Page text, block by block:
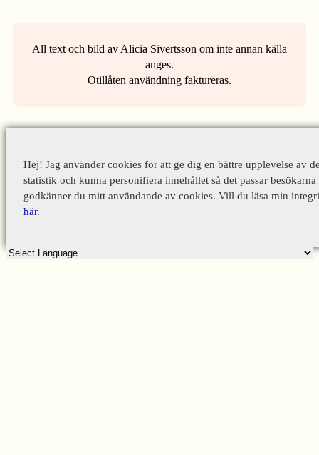
All text och bild av Alicia Sivertsson om inte annan källa
anges.
Otillåten användning faktureras.
Hej! Jag använder cookies för att ge dig en bättre upplevelse av
statistik och kunna personifiera innehållet så det passar
godkänner du mitt användande av cookies. Vill du läsa min
här.